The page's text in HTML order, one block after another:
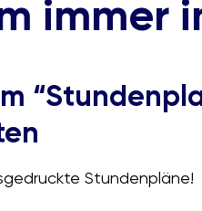
immer
Stundenpläne!